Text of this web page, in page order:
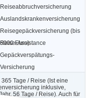
Reiseabbruchversicherung
Auslandskrankenversicherung
Reisegepäckversicherung (bis
6000 Euro)
Reise-Assistance
Gepäckverspätungs-
Versicherung
365 Tage / Reise (Ist eine
inklusive,
56 Tage / Reise). Auch für